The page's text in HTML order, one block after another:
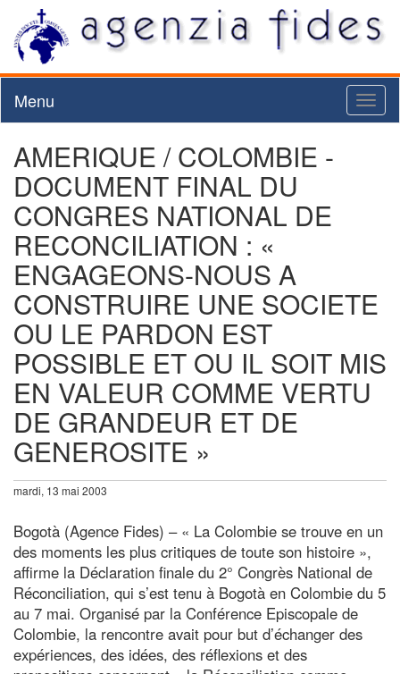
Menu
AMERIQUE / COLOMBIE -
DOCUMENT FINAL DU
CONGRES NATIONAL DE
RECONCILIATION : «
ENGAGEONS-NOUS A
CONSTRUIRE UNE SOCIETE
OU LE PARDON EST
POSSIBLE ET OU IL SOIT MIS
EN VALEUR COMME VERTU
DE GRANDEUR ET DE
GENEROSITE »
mardi, 13 mai 2003
Bogotà (Agence Fides) – « La Colombie se trouve en un
des moments les plus critiques de toute son histoire »,
affirme la Déclaration finale du 2° Congrès National de
Réconciliation, qui s’est tenu à Bogotà en Colombie du 5
au 7 mai. Organisé par la Conférence Episcopale de
Colombie, la rencontre avait pour but d’échanger des
expériences, des idées, des réflexions et des